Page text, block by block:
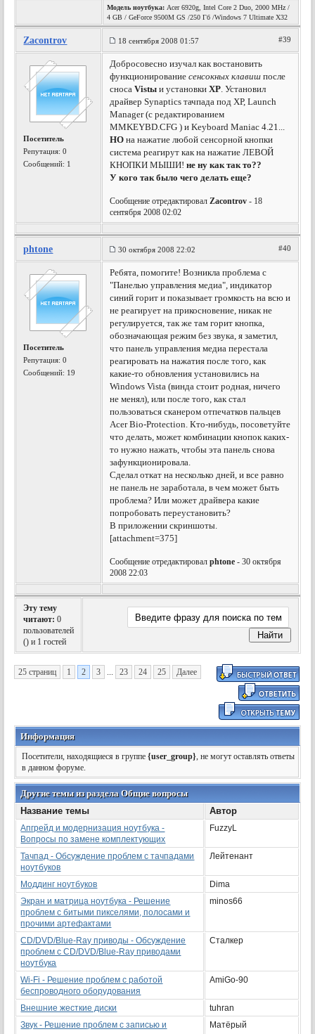
Модель ноутбука: Acer 6920g, Intel Core 2 Duo, 2000 MHz /
4 GB / GeForce 9500M GS /250 Гб /Windows 7 Ultimate X32
Zacontrov 18 сентября 2008 01:57 #39
Посетитель
Репутация:0
Сообщений: 1
Добросовесно изучал как востановить
функционированиесенсокных клавиш после
сносаVistы и установкиХР. Установил
драйвер Synaptics тачпада под ХР, Launch
Manager (с редактированием
MMKEYBD.CFG ) и Keyboard Maniac 4.21...
НО на нажатие любой сенсорной кнопки
система реагирут как на нажатие ЛЕВОЙ
КНОПКИ МЫШИ!не ну как так то??
У кого так было чего делать еще?
Сообщение отредактировалZacontrov - 18
сентября 2008 02:02
phtone 30 октября 2008 22:02 #40
Посетитель
Репутация:0
Сообщений: 19
Ребята, помогите! Возникла проблема с
"Панелью управления медиа", индикатор
синий горит и показывает громкость на всю и
не реагирует на прикосновение, никак не
регулируется, так же там горит кнопка,
обозначающая режим без звука, я заметил,
что панель управления медиа перестала
реагировать на нажатия после того, как
какие-то обновления установились на
Windows Vistа (винда стоит родная, ничего
не менял), или после того, как стал
пользоваться сканером отпечатков пальцев
Acer Bio-Protection. Кто-нибудь, посоветуйте
что делать, может комбинации кнопок каких-
то нужно нажать, чтобы эта панель снова
зафункционировала.
Сделал откат на несколько дней, и все равно
не панель не заработала, в чем может быть
проблема? Или может драйвера какие
попробовать переустановить?
В приложении скриншоты.
[attachment=375]
Сообщение отредактировалphtone - 30 октября
2008 22:03
Эту тему
читают: 0
пользователей
() и 1 гостей
25 страниц 1 2 3 ... 23 24 25 Далее
Информация
Посетители, находящиеся в группе{user_group}, не могут оставлять ответы
в данном форуме.
Другие темы из раздела Общие вопросы
Название темы
Автор
Апгрейд и модернизация ноутбука -
Вопросы по замене комплектующих
FuzzyL
Тачпад - Обсуждение проблем с тачпадами
ноутбуков
Лейтенант
Моддинг ноутбуков
Dima
Экран и матрица ноутбука - Решение
проблем с битыми пикселями, полосами и
прочими артефактами
minos66
CD/DVD/Blue-Ray приводы - Обсуждение
проблем с CD/DVD/Blue-Ray приводами
ноутбука
Сталкер
Wi-Fi - Решение проблем с работой
беспроводного оборудования
AmiGo-90
Внешние жесткие диски
tuhran
Звук - Решение проблем с записью и
Матёрый